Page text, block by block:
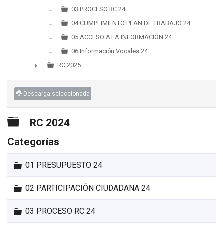
03 PROCESO RC 24
04 CUMPLIMIENTO PLAN DE TRABAJO 24
05 ACCESO A LA INFORMACIÓN 24
06 Información Vocales 24
RC 2025
Descarga seleccionada
Carpeta
RC 2024
Categorías
Carpeta
01 PRESUPUESTO 24
Carpeta
02 PARTICIPACIÓN CIUDADANA 24
Carpeta
03 PROCESO RC 24